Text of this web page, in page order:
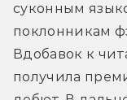
суконным
поклонникам
Вдобавок к
получила